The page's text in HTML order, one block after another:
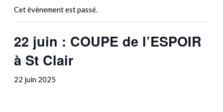
Cet évènement est passé.
22 juin : COUPE de l’ESPOIR
à St Clair
22 juin 2025